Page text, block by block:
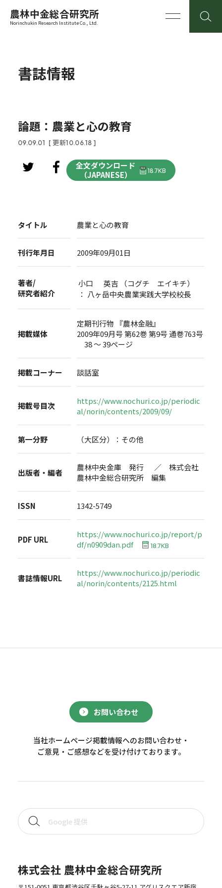
農林中金総合研究所
Norinchukin Research Institute Co., Ltd.
書誌情報
論題：農業と心の教育
09.09.01 [ 更新10.06.18 ]
全文ダウンロード
（JAPANESE）
18.7KB
タイトル 農業と心の教育
刊行年月日 2009年09月01日
著者/
研究者紹介
小口 英吉 （コグチ エイキチ）
： 八ヶ岳中央農業実践大学校校長
掲載媒体
定期刊行物 『農林金融』
2009年09月号 第62巻 第9号 通巻763号
38 ～ 39ページ
掲載コーナー 談話室
掲載号目次
https://www.nochuri.co.jp/periodic
al/norin/contents/2009/09/
第一分野 （大区分）：その他
出版者・編者
農林中央金庫 発行 ／ 株式会社
農林中金総合研究所 編集
ISSN 1342-5749
PDF URL
https://www.nochuri.co.jp/report/p
df/n0909dan.pdf
18.7KB
書誌情報URL
https://www.nochuri.co.jp/periodic
al/norin/contents/2125.html
お問い合わせ
当社ホームページ掲載情報へのお問い合わせ・
ご意見・ご感想などを受け付けております。
株式会社 農林中金総合研究所